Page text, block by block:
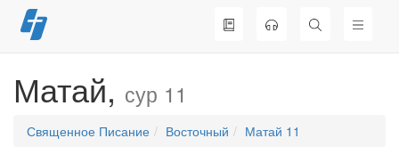
Перейти
к
Матай, сур 11
Священное Писание Восточный Матай 11